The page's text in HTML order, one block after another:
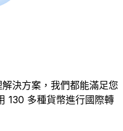
決方案，我們都能滿足您
130 多種貨幣進行國際轉